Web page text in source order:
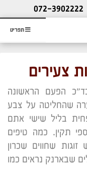
תפריט
ליעוץ חינם
והזמנת כרטיס שמחות
072-3902222
צעירים
הפעם הראשונה
שהחליטה על צבע
בליל שישי אתם
תקין. כמה טיפים
שחווים שכרון
הראשונות. 500 השקלים שבארנק נראים כמו